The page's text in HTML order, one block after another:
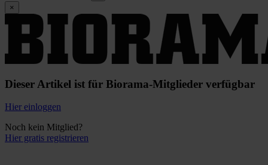
×
Dieser Artikel ist für Biorama-Mitglieder verfügbar
Hier einloggen
Noch kein Mitglied?
Hier gratis registrieren